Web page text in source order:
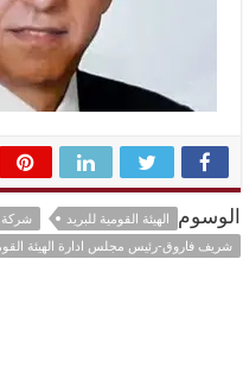
الوسوم الهيئة القومية للبريد
شركة
شريف فاروق-رئيس مجلس ادارة الهيئة